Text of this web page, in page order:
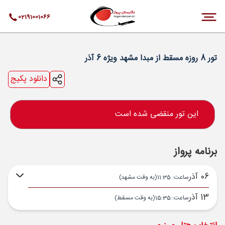
02191001066
تور 8 روزه مسقط از مبدا مشهد ویژه 6 آذر
دانلود پکیج
این تور منقضی شده است
برنامه پرواز
06 آذر ساعت: 11:35 (به وقت مشهد)
13 آذر ساعت: 15:35 (به وقت مسقط)